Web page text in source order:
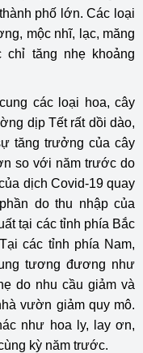
phố lớn. Các loại
mộc nhĩ, lạc, măng
chỉ tăng nhẹ khoảng
các loại hoa, cây
dịp Tết rất dồi dào,
tăng trưởng của cây
so với năm trước do
dịch Covid-19 quay
do thu nhập của
tại các tỉnh phía Bắc
các tỉnh phía Nam,
tương đương như
do nhu cầu giảm và
vườn giảm quy mô.
như hoa ly, lay ơn,
kỳ năm trước.